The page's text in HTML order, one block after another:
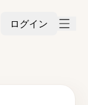
ログイン